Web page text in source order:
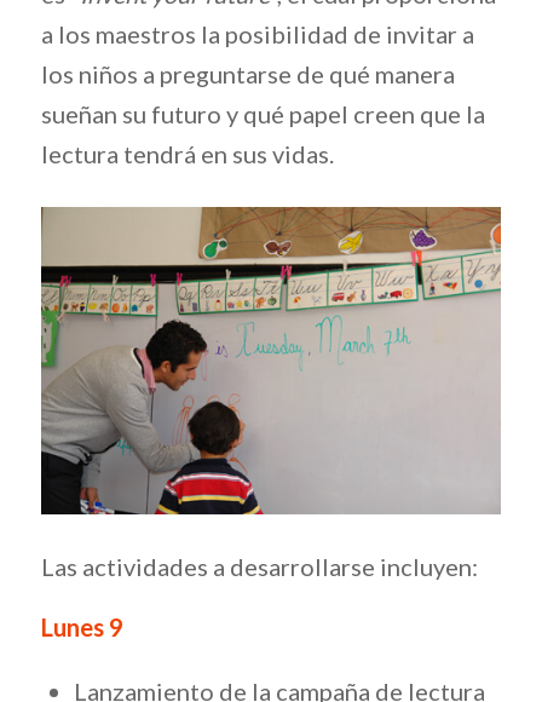
a los maestros la posibilidad de invitar a
los niños a preguntarse de qué manera
sueñan su futuro y qué papel creen que la
lectura tendrá en sus vidas.
Las actividades a desarrollarse incluyen:
Lunes 9
Lanzamiento de la campaña de lectura